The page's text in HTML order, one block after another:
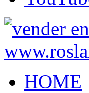
HOME